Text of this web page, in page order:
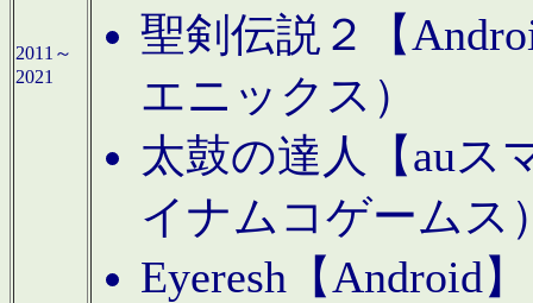
2011～
2021
聖剣伝説２【
エニックス）
太鼓の達人【auス
イナムコゲームス
Eyeresh【Android